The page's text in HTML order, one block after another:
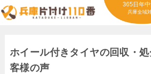
365日年
兵庫全域
ホイール付きタイヤの回収・
客様の声